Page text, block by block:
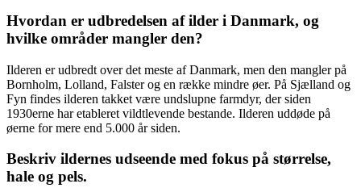
Hvordan er udbredelsen af ilder i Danmark, og
hvilke områder mangler den?
Ilderen er udbredt over det meste af Danmark, men den mangler på
Bornholm, Lolland, Falster og en række mindre øer. På Sjælland og
Fyn findes ilderen takket være undslupne farmdyr, der siden
1930erne har etableret vildtlevende bestande. Ilderen uddøde på
øerne for mere end 5.000 år siden.
Beskriv ildernes udseende med fokus på størrelse,
hale og pels.